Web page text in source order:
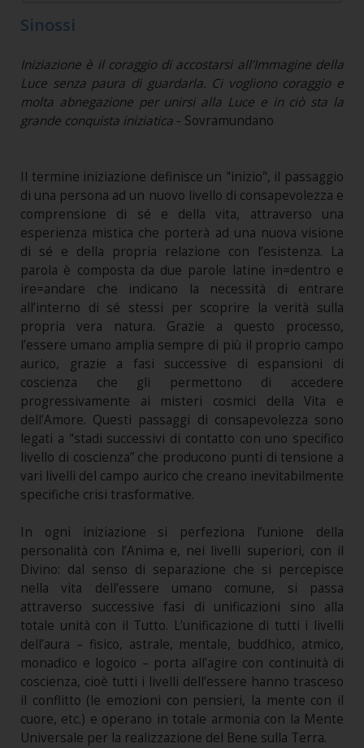
Sinossi
Iniziazione è il coraggio di accostarsi all’Immagine della
Luce senza paura di guardarla. Ci vogliono coraggio e
molta abnegazione per unirsi alla Luce e in ciò sta la
grande conquista iniziatica - Sovramundano
Il termine iniziazione definisce un "inizio", il passaggio
di una persona ad un nuovo livello di consapevolezza e
comprensione di sé e della vita, attraverso una
esperienza mistica che porterà ad una nuova visione
di sé e della propria relazione con l’esistenza. La
parola è composta da due parole latine in=dentro e
ire=andare che indicano la necessità di entrare
all’interno di sé stessi per scoprire la verità sulla
propria vera natura. Grazie a questo processo,
l’essere umano amplia sempre di più il proprio campo
aurico, grazie a fasi successive di espansioni di
coscienza che gli permettono di accedere
progressivamente ai misteri cosmici della Vita e
dell’Amore. Questi passaggi di consapevolezza sono
legati a "stadi successivi di contatto con uno specifico
livello di coscienza” che producono punti di tensione a
vari livelli del campo aurico che creano inevitabilmente
specifiche crisi trasformative.
In ogni iniziazione si perfeziona l’unione della
personalità con l’Anima e, nei livelli superiori, con il
Divino: dal senso di separazione che si percepisce
nella vita dell’essere umano comune, si passa
attraverso successive fasi di unificazioni sino alla
totale unità con il Tutto. L’unificazione di tutti i livelli
dell’aura – fisico, astrale, mentale, buddhico, atmico,
monadico e logoico – porta all’agire con continuità di
coscienza, cioè tutti i livelli dell’essere hanno trasceso
il conflitto (le emozioni con pensieri, la mente con il
cuore, etc.) e operano in totale armonia con la Mente
Universale per la realizzazione del Bene sulla Terra.